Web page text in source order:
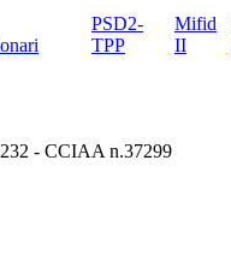
PSD2-
TPP
Mifid
II
- CCIAA n.37299